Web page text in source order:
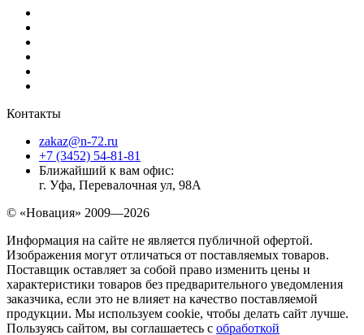
Контакты
zakaz@n-72.ru
+7 (3452) 54-81-81
Ближайший к вам офис:
г. Уфа, Перевалочная ул, 98А
© «Новация» 2009—2026
Информация на сайте не является публичной офертой.
Изображения могут отличаться от поставляемых товаров.
Поставщик оставляет за собой право изменить цены и
характеристики товаров без предварительного уведомления
заказчика, если это не влияет на качество поставляемой
продукции. Мы используем cookie, чтобы делать сайт лучше.
Пользуясь сайтом, вы соглашаетесь с обработкой